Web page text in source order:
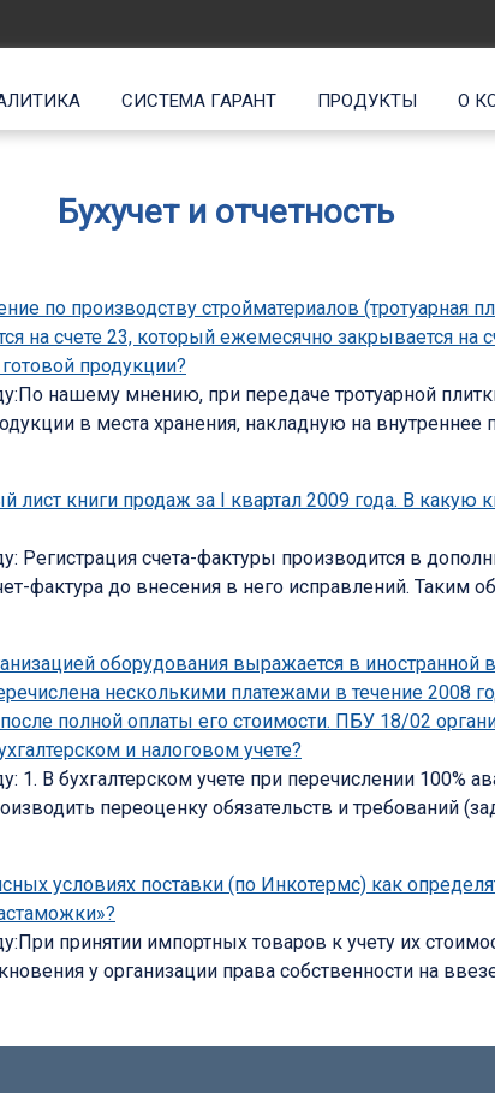
СИСТЕМА ГАРАНТ ПРОДУКТЫ О
Бухучет и отчетность
по производству стройматериалов (тротуарная
на счете 23, который ежемесячно закрывается на
продукции?
нашему мнению, при передаче тротуарной
в места хранения, накладную на
лист книги продаж за I квартал 2009 года. В
счета-фактуры производится в
фактура до внесения в него исправлений. Таким
оборудования выражается в иностранной
несколькими платежами в течение 2008
полной оплаты его стоимости. ПБУ 18/02
и налоговом учете?
В бухгалтерском учете при перечислении 100%
переоценку обязательств и требований
условиях поставки (по Инкотермс) как
принятии импортных товаров к учету их
у организации права собственности на